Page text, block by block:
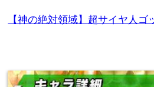
【神の絶対領域】超サイヤ人ゴ